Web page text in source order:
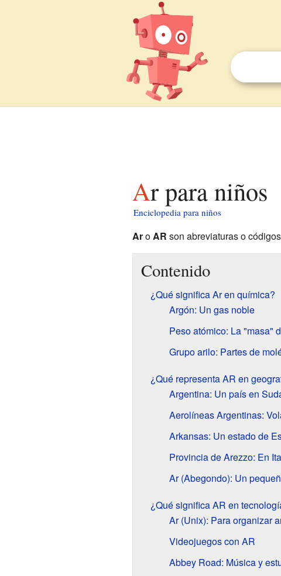
Ar para niños
Enciclopedia para niños
AroAR son abreviaturas o
Contenido
¿Qué significa Ar en química?
Argón: Un gas noble
Peso atómico: La "masa"
Grupo arilo: Partes de
¿Qué representa AR en
Argentina: Un país en
Aerolíneas Argentinas:
Arkansas: Un estado de
Provincia de Arezzo: En
Ar (Abegondo): Un
¿Qué significa AR en
Ar (Unix): Para organizar
Videojuegos con AR
Abbey Road: Música y